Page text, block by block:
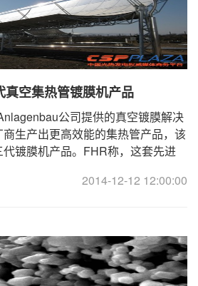
空集热管镀膜机产品
公司提供的真空镀膜解决
生产出更高效能的集热管产品，该
镀膜机产品。FHR称，这套先进
2014-12-12 12:00:00